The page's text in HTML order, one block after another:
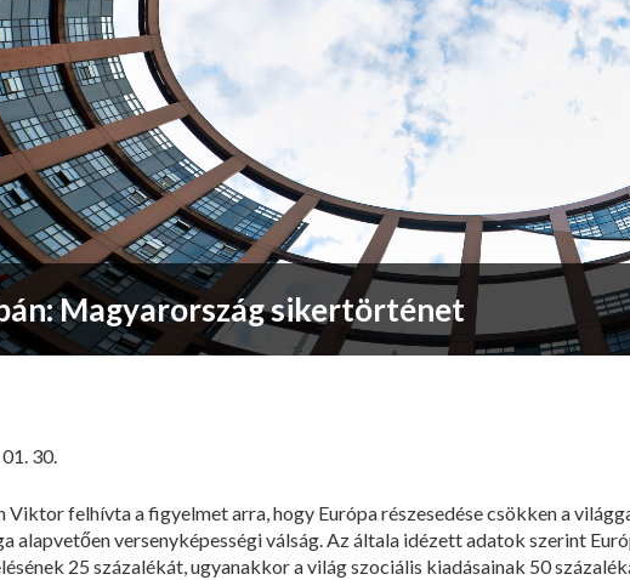
Magyarország sikertörténet
30.
Viktor felhívta a figyelmet arra, hogy Európa részesedése csökken a
alapvetően versenyképességi válság. Az általa idézett adatok szerint
25 százalékát, ugyanakkor a világ szociális kiadásainak 50